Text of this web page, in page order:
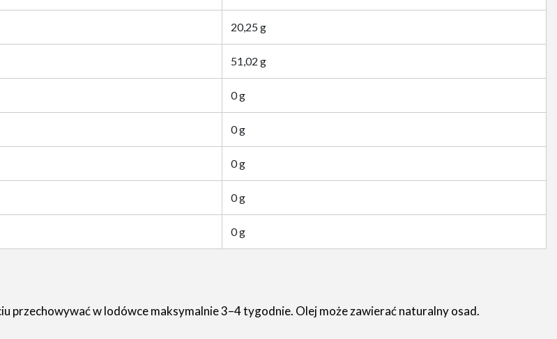
20,25 g
51,02 g
0 g
0 g
0 g
0 g
0 g
przechowywać w lodówce maksymalnie 3–4 tygodnie. Olej może zawierać naturalny osad.